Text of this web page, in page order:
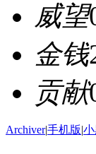
威望
金钱
贡献
Archiver|手机版|